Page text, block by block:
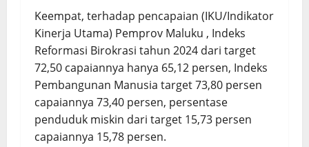
Keempat, terhadap pencapaian (IKU/Indikator
Kinerja Utama) Pemprov Maluku , Indeks
Reformasi Birokrasi tahun 2024 dari target
72,50 capaiannya hanya 65,12 persen, Indeks
Pembangunan Manusia target 73,80 persen
capaiannya 73,40 persen, persentase
penduduk miskin dari target 15,73 persen
capaiannya 15,78 persen.